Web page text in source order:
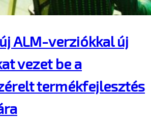
ALM-verziókkal új
vezet be a
termékfejlesztés